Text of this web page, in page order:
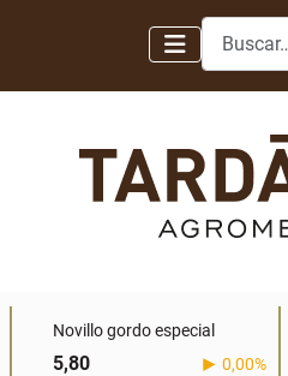
Buscar
Novillo gordo especial
5,80 0,00%